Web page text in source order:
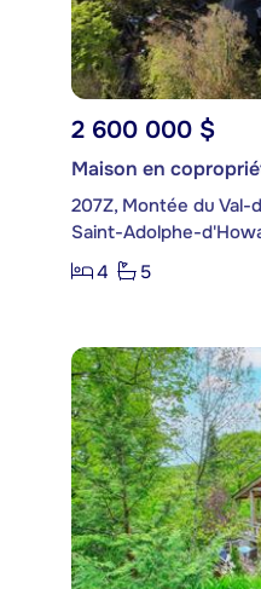
2 600 000 $
Maison en
207Z, Montée du Val-
Saint-Adolphe-
4
5